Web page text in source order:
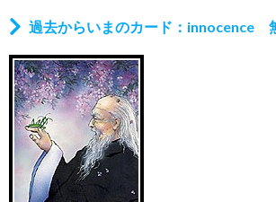
過去からいまのカード：innocence